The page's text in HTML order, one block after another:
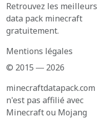
Retrouvez les meilleurs
data pack minecraft
gratuitement.
Mentions légales
© 2015 ― 2026
minecraftdatapack.com
n'est pas affilié avec
Minecraft ou Mojang